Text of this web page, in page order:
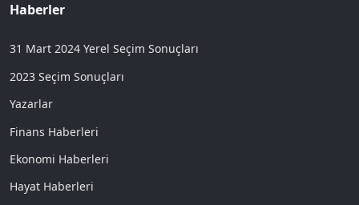
Haberler
31 Mart 2024 Yerel Seçim Sonuçları
2023 Seçim Sonuçları
Yazarlar
Finans Haberleri
Ekonomi Haberleri
Hayat Haberleri